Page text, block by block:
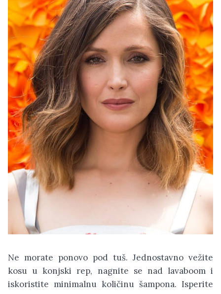
Ne morate ponovo pod tuš. Jednostavno vežite
kosu u konjski rep, nagnite se nad lavaboom i
iskoristite minimalnu količinu šampona. Isperite